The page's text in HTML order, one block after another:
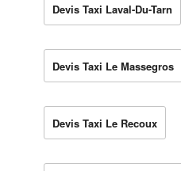
Devis Taxi Laval-Du-Tarn
Devis Taxi Le Massegros
Devis Taxi Le Recoux